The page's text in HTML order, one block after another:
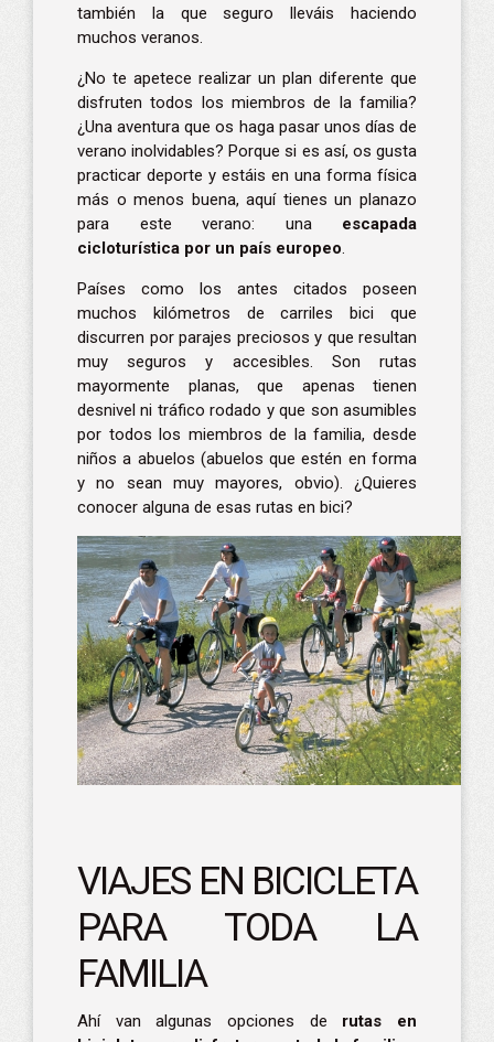
también la que seguro lleváis haciendo
muchos veranos.
¿No te apetece realizar un plan diferente que
disfruten todos los miembros de la familia?
¿Una aventura que os haga pasar unos días de
verano inolvidables? Porque si es así, os gusta
practicar deporte y estáis en una forma física
más o menos buena, aquí tienes un planazo
para este verano: una escapada
cicloturística por un país europeo.
Países como los antes citados poseen
muchos kilómetros de carriles bici que
discurren por parajes preciosos y que resultan
muy seguros y accesibles. Son rutas
mayormente planas, que apenas tienen
desnivel ni tráfico rodado y que son asumibles
por todos los miembros de la familia, desde
niños a abuelos (abuelos que estén en forma
y no sean muy mayores, obvio). ¿Quieres
conocer alguna de esas rutas en bici?
VIAJES EN BICICLETA
PARA TODA LA
FAMILIA
Ahí van algunas opciones de rutas en